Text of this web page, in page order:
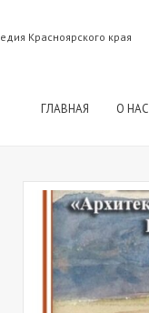
Красноярского края
ГЛАВНАЯ О НАС